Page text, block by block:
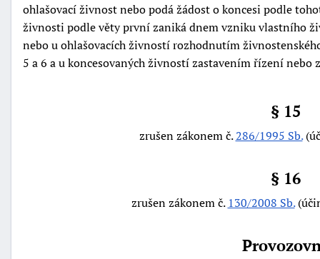
ohlašovací živnost nebo podá žádost o koncesi podle
živnosti podle věty první zaniká dnem vzniku vlastního
nebo u ohlašovacích živností rozhodnutím
5 a 6 a u koncesovaných živností zastavením řízení
§ 15
zrušen zákonem č.286/1995 Sb.
§ 16
zrušen zákonem č. 130/2008 Sb.